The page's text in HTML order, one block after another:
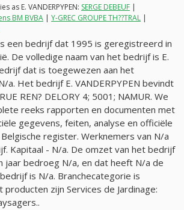
as E. VANDERPYPEN: SERGE DEBEUF |
BM BVBA | Y-GREC GROUPE TH??TRAL |
een bedrijf dat 1995 is geregistreerd in
De volledige naam van het bedrijf is E.
dat is toegewezen aan het
a. Het bedrijf E. VANDERPYPEN bevindt
REN? DELORY 4; 5001; NAMUR. We
reeks rapporten en documenten met
gegevens, feiten, analyse en officiële
register. Werknemers van N/a
Kapitaal - N/a. De omzet van het bedrijf
jaar bedroeg N/a, en dat heeft N/a de
is N/a. Branchecategorie is
producten zijn Services de Jardinage: